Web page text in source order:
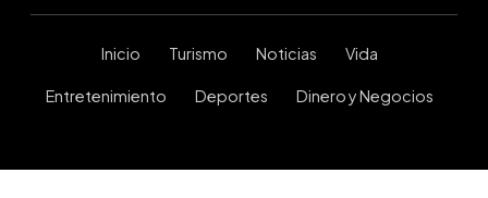
Inicio Turismo Noticias Vida
Entretenimiento Deportes Dinero y Negocios